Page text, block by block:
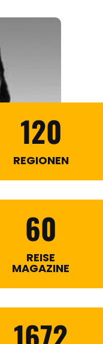
120
REGIONEN
60
REISE
MAGAZINE